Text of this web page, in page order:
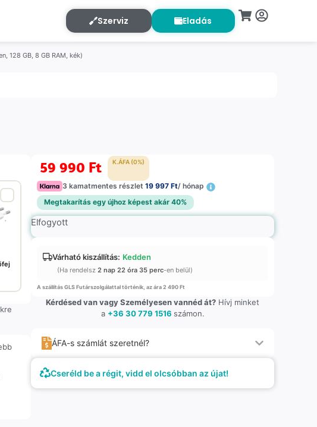
Szerviz Eladás
128 GB, 8 GB RAM, kék)
59 990 Ft K.ÁFA (0%)
3 kamatmentes részlet19 997 Ft/ hónap
Megtakarítás egy újhoz képest akár 40%
Elfogyott
Várható kiszállítás: Kedden
(Ha rendelsz2 nap 22 óra 35 perc-en belül)
A szállítás GLS Futárszolgálattal történik, az ára 2 490 Ft
Kérdésed van vagy Személyesen vannéd át? Hívj minket
a +36 30 779 1516 számon.
ÁFA-s számlát szeretnél?
Cseréld be a régit, vidd el olcsóbban az újat!